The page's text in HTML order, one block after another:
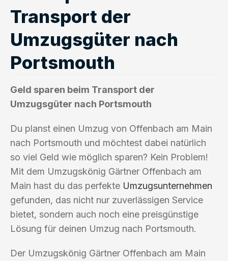
Transport der
Umzugsgüter nach
Portsmouth
Geld sparen beim Transport der
Umzugsgüter nach Portsmouth
Du planst einen Umzug von Offenbach am Main
nach Portsmouth und möchtest dabei natürlich
so viel Geld wie möglich sparen? Kein Problem!
Mit dem Umzugskönig Gärtner Offenbach am
Main hast du das perfekte Umzugsunternehmen
gefunden, das nicht nur zuverlässigen Service
bietet, sondern auch noch eine preisgünstige
Lösung für deinen Umzug nach Portsmouth.
Der Umzugskönig Gärtner Offenbach am Main